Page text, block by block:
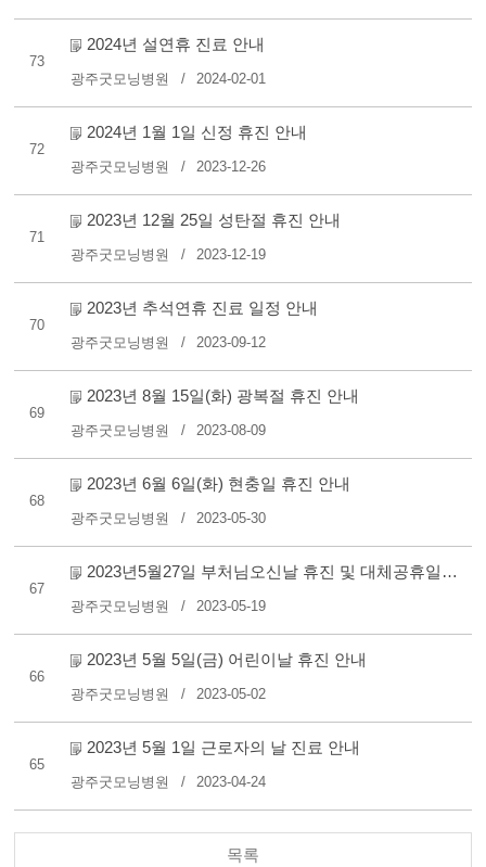
73
2024년 설연휴 진료 안내
광주굿모닝병원 2024-02-01
72
2024년 1월 1일 신정 휴진 안내
광주굿모닝병원 2023-12-26
71
2023년 12월 25일 성탄절 휴진 안내
광주굿모닝병원 2023-12-19
70
2023년 추석연휴 진료 일정 안내
광주굿모닝병원 2023-09-12
69
2023년 8월 15일(화) 광복절 휴진 안내
광주굿모닝병원 2023-08-09
68
2023년 6월 6일(화) 현충일 휴진 안내
광주굿모닝병원 2023-05-30
67
2023년5월27일 부처님오신날 휴진 및 대체공휴일 오전진료 안내..
광주굿모닝병원 2023-05-19
66
2023년 5월 5일(금) 어린이날 휴진 안내
광주굿모닝병원 2023-05-02
65
2023년 5월 1일 근로자의 날 진료 안내
광주굿모닝병원 2023-04-24
목록